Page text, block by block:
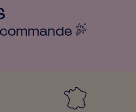
commande